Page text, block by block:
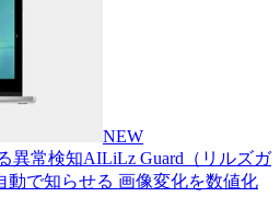
NEW
異常検知AILiLz Guard（リルズガ
動で知らせる 画像変化を数値化